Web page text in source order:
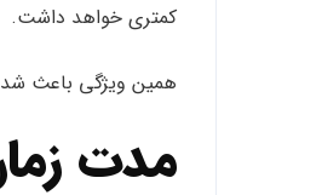
کمتری خواهد داشت.
همین ویژگی باعث
مدت